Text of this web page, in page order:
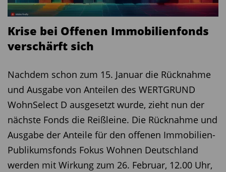
Krise bei Offenen Immobilienfonds
verschärft sich
Nachdem schon zum 15. Januar die Rücknahme
und Ausgabe von Anteilen des WERTGRUND
WohnSelect D ausgesetzt wurde, zieht nun der
nächste Fonds die Reißleine. Die Rücknahme und
Ausgabe der Anteile für den offenen Immobilien-
Publikumsfonds Fokus Wohnen Deutschland
werden mit Wirkung zum 26. Februar, 12.00 Uhr,